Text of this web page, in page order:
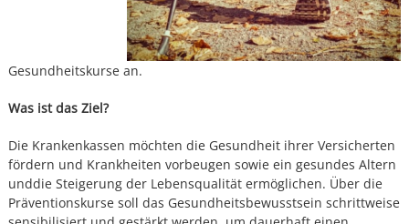
Gesundheitskurse an.
Was ist das Ziel?
Die Krankenkassen möchten die Gesundheit ihrer Versicherten
fördern und Krankheiten vorbeugen sowie ein gesundes Altern
unddie Steigerung der Lebensqualität ermöglichen. Über die
Präventionskurse soll das Gesundheitsbewusstsein schrittweise